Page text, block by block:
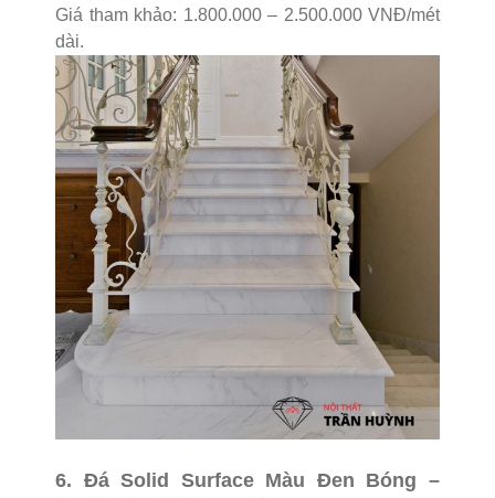
Giá tham khảo: 1.800.000 – 2.500.000 VNĐ/mét
dài.
6. Đá Solid Surface Màu Đen Bóng –